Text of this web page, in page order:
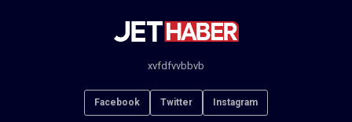
xvfdfvvbbvb
Facebook Twitter Instagram